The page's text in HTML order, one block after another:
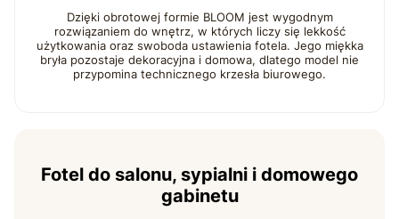
Dzięki obrotowej formie BLOOM jest wygodnym
rozwiązaniem do wnętrz, w których liczy się lekkość
użytkowania oraz swoboda ustawienia fotela. Jego miękka
bryła pozostaje dekoracyjna i domowa, dlatego model nie
przypomina technicznego krzesła biurowego.
Fotel do salonu, sypialni i domowego
gabinetu